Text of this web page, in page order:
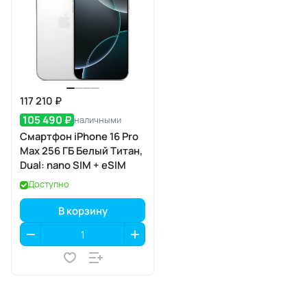
117 210 ₽
105 490 ₽ наличными
Смартфон iPhone 16 Pro
Max 256 ГБ Белый Титан,
Dual: nano SIM + eSIM
Доступно
В корзину